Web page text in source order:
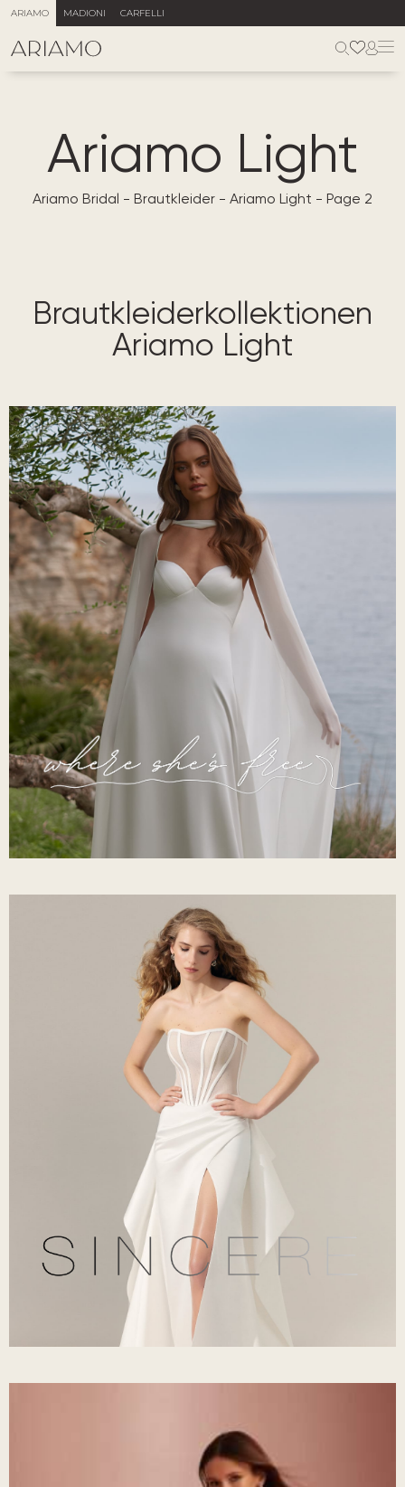
ARIAMO MADIONI CARFELLI
Ariamo Light
Ariamo Bridal - Brautkleider - Ariamo Light - Page 2
Brautkleiderkollektionen
Ariamo Light
Starlet
Sincerity